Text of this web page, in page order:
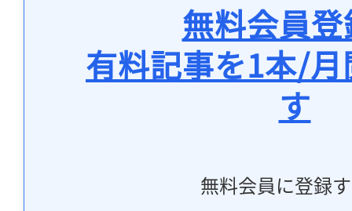
無料会員
有料記事を1本/
す
無料会員に登録